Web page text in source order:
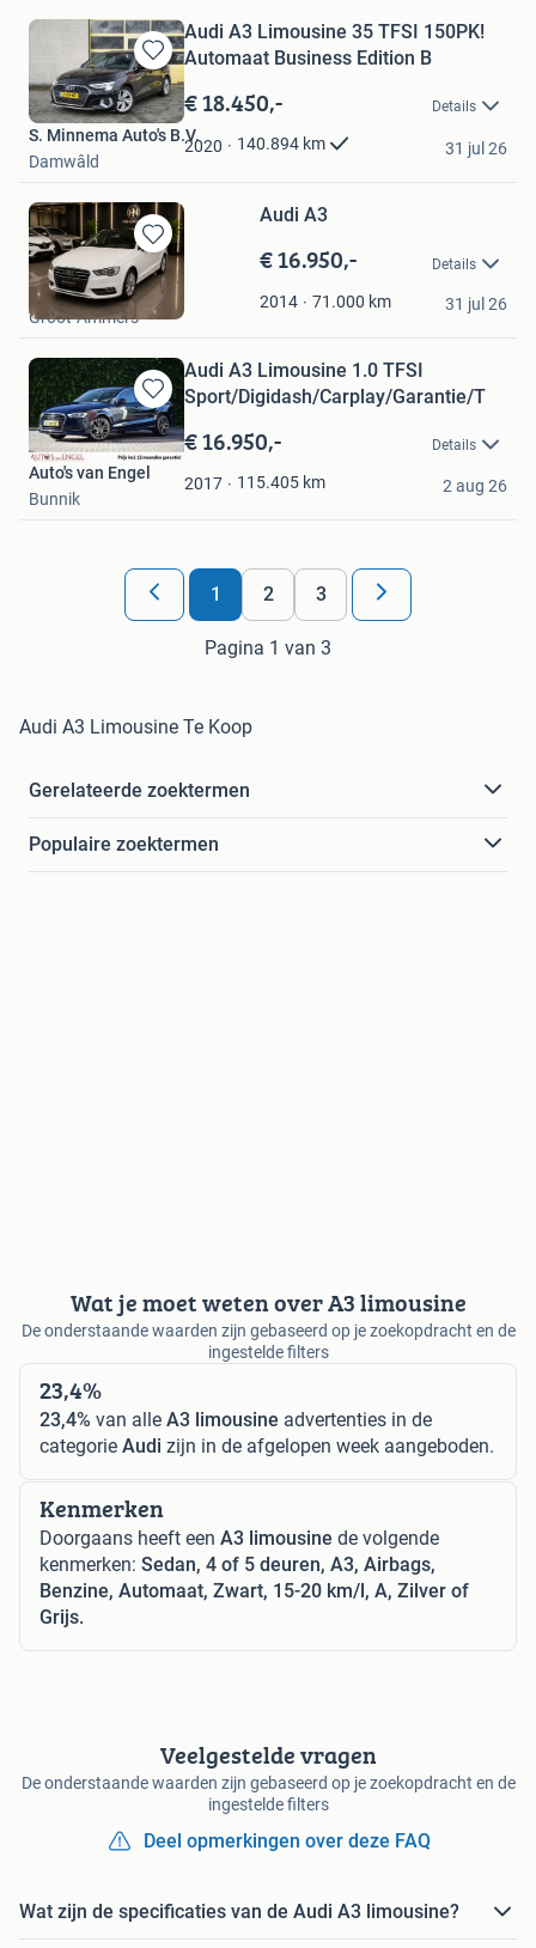
Bewaren
in
Mijn
Favorieten
Audi A3 Limousine 35 TFSI 150PK!
Automaat Business Edition B
€ 18.450,- Details
2020 140.894 km
S. Minnema Auto's B.V.
Damwâld
31 jul 26
Bewaren
in
Mijn
Favorieten
Audi A3
€ 16.950,- Details
2014 71.000 km
HN Trading
Groot-Ammers
31 jul 26
Bewaren
in
Mijn
Favorieten
Audi A3 Limousine 1.0 TFSI
Sport/Digidash/Carplay/Garantie/T
€ 16.950,- Details
2017 115.405 km
Auto's van Engel
Bunnik
2 aug 26
1 2 3
Pagina 1 van 3
Audi A3 Limousine Te Koop
Gerelateerde zoektermen
Populaire zoektermen
Wat je moet weten over A3 limousine
De onderstaande waarden zijn gebaseerd op je zoekopdracht en de
ingestelde filters
23,4%
23,4% van alle A3 limousine advertenties in de
categorie Audi zijn in de afgelopen week aangeboden.
Kenmerken
Doorgaans heeft een A3 limousine de volgende
kenmerken: Sedan, 4 of 5 deuren, A3, Airbags,
Benzine, Automaat, Zwart, 15-20 km/l, A, Zilver of
Grijs.
Veelgestelde vragen
De onderstaande waarden zijn gebaseerd op je zoekopdracht en de
ingestelde filters
Deel opmerkingen over deze FAQ
Wat zijn de specificaties van de Audi A3 limousine?